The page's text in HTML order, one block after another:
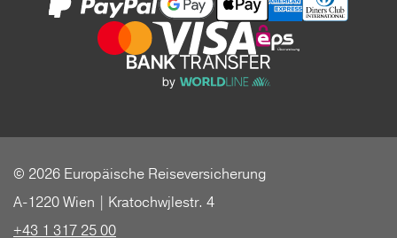
© 2026 Europäische Reiseversicherung
A-1220 Wien | Kratochwjlestr. 4
+43 1 317 25 00